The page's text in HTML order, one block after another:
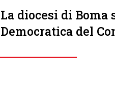
La diocesi di
Democratica del